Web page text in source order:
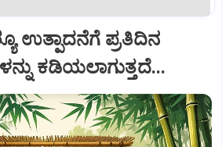
ಉತ್ಪಾದನೆಗೆ ಪ್ರತಿದಿನ
ಕಡಿಯಲಾಗುತ್ತದೆ...